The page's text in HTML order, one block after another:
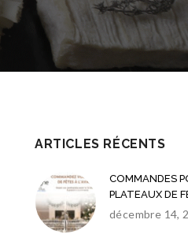
ARTICLES RÉCENTS
COMMANDES
PLATEAUX DE
décembre 14,